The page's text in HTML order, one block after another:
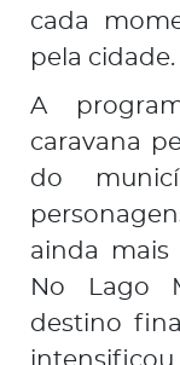
cada
pela cidade.
A
caravana
do
ainda
No Lago
destino